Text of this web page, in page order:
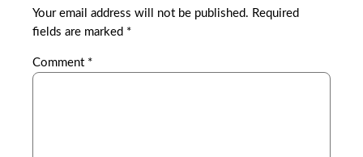
Your email address will not be published. Required
fields are marked *
Comment *